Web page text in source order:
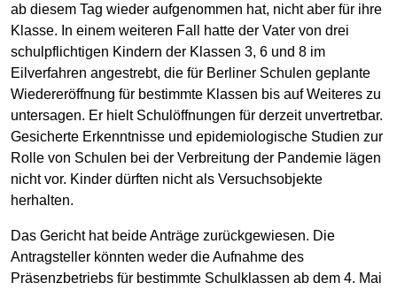
ab diesem Tag wieder aufgenommen hat, nicht aber für ihre
Klasse. In einem weiteren Fall hatte der Vater von drei
schulpflichtigen Kindern der Klassen 3, 6 und 8 im
Eilverfahren angestrebt, die für Berliner Schulen geplante
Wiedereröffnung für bestimmte Klassen bis auf Weiteres zu
untersagen. Er hielt Schulöffnungen für derzeit unvertretbar.
Gesicherte Erkenntnisse und epidemiologische Studien zur
Rolle von Schulen bei der Verbreitung der Pandemie lägen
nicht vor. Kinder dürften nicht als Versuchsobjekte
herhalten.
Das Gericht hat beide Anträge zurückgewiesen. Die
Antragsteller könnten weder die Aufnahme des
Präsenzbetriebs für bestimmte Schulklassen ab dem 4. Mai